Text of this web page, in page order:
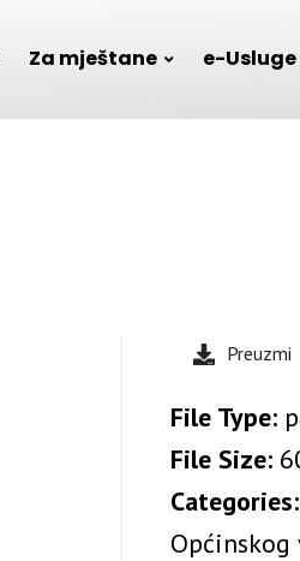
Za mještane e-Usluge
Preuzmi
File Type:
File Size:
Categories:
Općinskog